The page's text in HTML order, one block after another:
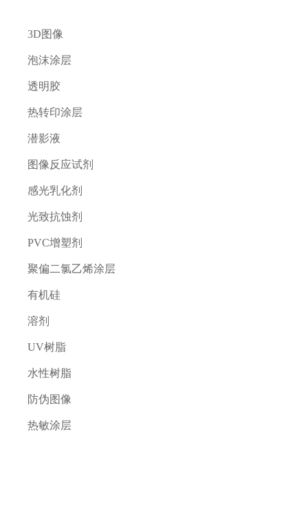
3D图像
泡沫涂层
透明胶
热转印涂层
潜影液
图像反应试剂
感光乳化剂
光致抗蚀剂
PVC增塑剂
聚偏二氯乙烯涂层
有机硅
溶剂
UV树脂
水性树脂
防伪图像
热敏涂层